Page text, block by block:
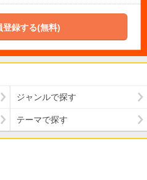
登録する(無料)
ジャンルで探す
テーマで探す